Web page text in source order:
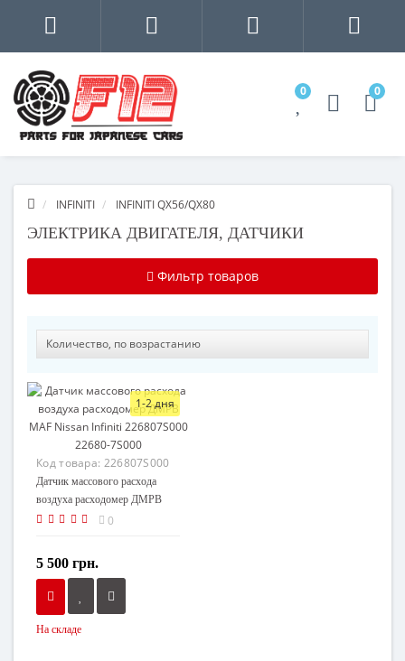
0 0
INFINITI INFINITI QX56/QX80
ЭЛЕКТРИКА ДВИГАТЕЛЯ, ДАТЧИКИ
Фильтр товаров
1-2 дня
Код товара: 226807S000
Датчик массового расхода
воздуха расходомер ДМРВ
MAF Nissan Infiniti
0
5 500 грн.
На складе